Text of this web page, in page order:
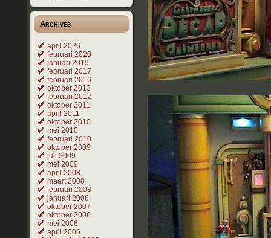
Archives
april 2026
februari 2020
januari 2019
februari 2017
februari 2016
oktober 2013
februari 2012
oktober 2011
april 2011
oktober 2010
mei 2010
februari 2010
oktober 2009
juli 2009
mei 2009
april 2008
maart 2008
februari 2008
januari 2008
oktober 2007
oktober 2006
mei 2006
april 2006